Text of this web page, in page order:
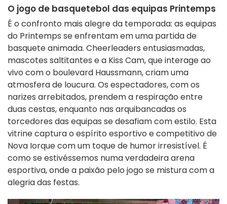
O jogo de basquetebol das equipas Printemps
É o confronto mais alegre da temporada: as equipas
do Printemps se enfrentam em uma partida de
basquete animada. Cheerleaders entusiasmadas,
mascotes saltitantes e a Kiss Cam, que interage ao
vivo com o boulevard Haussmann, criam uma
atmosfera de loucura. Os espectadores, com os
narizes arrebitados, prendem a respiração entre
duas cestas, enquanto nas arquibancadas os
torcedores das equipas se desafiam com estilo. Esta
vitrine captura o espírito esportivo e competitivo de
Nova Iorque com um toque de humor irresistível. É
como se estivéssemos numa verdadeira arena
esportiva, onde a paixão pelo jogo se mistura com a
alegria das festas.